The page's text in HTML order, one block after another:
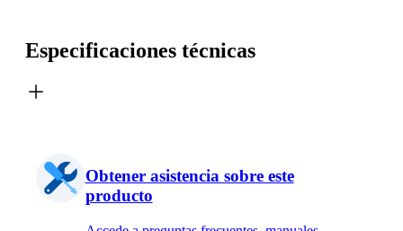
Especificaciones técnicas
Obtener asistencia sobre este
producto